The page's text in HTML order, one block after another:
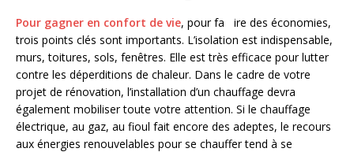
Pour gagner en confort de vie, pour fa ire des économies,
trois points clés sont importants. L’isolation est indispensable,
murs, toitures, sols, fenêtres. Elle est très efficace pour lutter
contre les déperditions de chaleur. Dans le cadre de votre
projet de rénovation, l’installation d’un chauffage devra
également mobiliser toute votre attention. Si le chauffage
électrique, au gaz, au fioul fait encore des adeptes, le recours
aux énergies renouvelables pour se chauffer tend à se